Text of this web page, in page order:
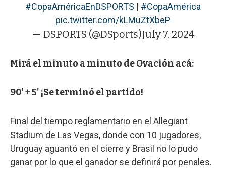
#CopaAméricaEnDSPORTS | #CopaAmérica
pic.twitter.com/kLMuZtXbeP
— DSPORTS (@DSports)July 7, 2024
Mirá el minuto a minuto de Ovación acá:
90' + 5' ¡Se terminó el partido!
Final del tiempo reglamentario en el Allegiant
Stadium de Las Vegas, donde con 10 jugadores,
Uruguay aguantó en el cierre y Brasil no lo pudo
ganar por lo que el ganador se definirá por penales.